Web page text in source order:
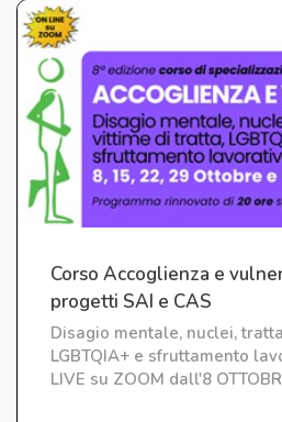
Corso Accoglienza e
progetti SAI e CAS
Disagio mentale, nuclei,
LGBTQIA+ e sfruttamento
LIVE su ZOOM dall'8